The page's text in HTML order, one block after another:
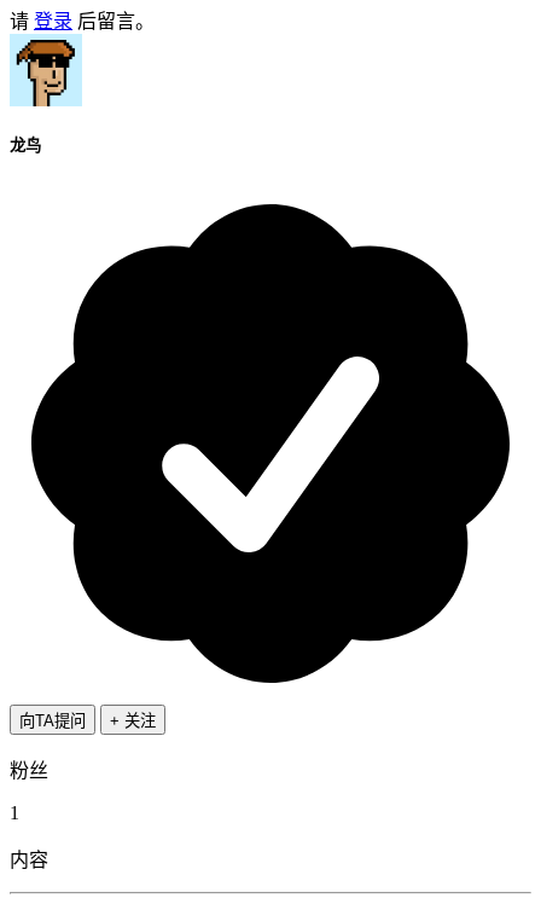
请 登录 后留言。
龙鸟
向TA提问 + 关注
粉丝
1
内容